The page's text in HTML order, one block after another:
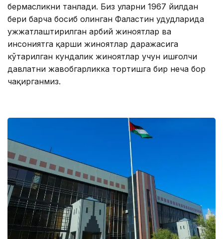
бермасликни танлади. Биз уларни 1967 йилдан
бери барча босиб олинган Фаластин ҳудудларида
ҳужжатлаштирилган ҳарбий жиноятлар ва
инсониятга қарши жиноятлар даражасига
кўтарилган кундалик жиноятлар учун ишғолчи
давлатни жавобгарликка тортишга бир неча бор
чақирганмиз.